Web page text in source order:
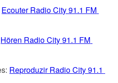
Ecouter Radio City 91.1 FM
Hören Radio City 91.1 FM
Reproduzir Radio City 91.1